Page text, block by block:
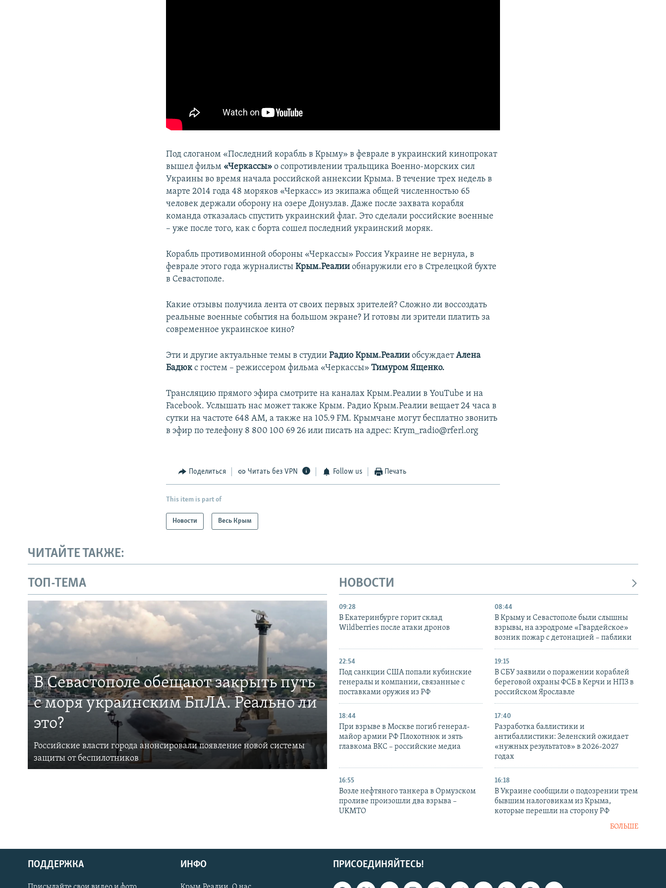
Українською
Под слоганом «Последний корабль в Крыму» в феврале в украинский кинопрокат
вышел фильм «Черкассы» о сопротивлении тральщика Военно-морских сил
Украины во время начала российской аннексии Крыма. В течение трех недель в
марте 2014 года 48 моряков «Черкасс» из экипажа общей численностью 65
человек держали оборону на озере Донузлав. Даже после захвата корабля
команда отказалась спустить украинский флаг. Это сделали российские военные
– уже после того, как с борта сошел последний украинский моряк.
Корабль противоминной обороны «Черкассы» Россия Украине не вернула, в
феврале этого года журналистыКрым.Реалии обнаружили его в Стрелецкой бухте
в Севастополе.
Какие отзывы получила лента от своих первых зрителей? Сложно ли воссоздать
реальные военные события на большом экране? И готовы ли зрители платить за
современное украинское кино?
Эти и другие актуальные темы в студииРадио Крым.Реалии обсуждаетАлена
Бадюкс гостем – режиссером фильма «Черкассы»Тимуром Ященко.
Трансляцию прямого эфира смотрите на каналах Крым.Реалии в YouTube и на
Facebook. Услышать нас может также Крым. Радио Крым.Реалии вещает 24 часа в
сутки на частоте 648 АМ, а также на 105.9 FM. Крымчане могут бесплатно звонить
в эфир по телефону 8 800 100 69 26 или писать на адрес: Krym_radio@rferl.org
Поделиться Читать без VPN Follow us Печать
This item is part of
Новости Весь Крым
ЧИТАЙТЕ ТАКЖЕ:
ТОП-ТЕМА
В Севастополе обещают закрыть путь
с моря украинским БпЛА. Реально ли
это?
Российские власти города анонсировали появление новой системы
защиты от беспилотников
НОВОСТИ
09:28
В Екатеринбурге горит склад
Wildberries после атаки дронов
08:44
В Крыму и Севастополе были слышны
взрывы, на аэродроме «Гвардейское»
возник пожар с детонацией – паблики
22:54
Под санкции США попали кубинские
генералы и компании, связанные с
поставками оружия из РФ
19:15
В СБУ заявили о поражении кораблей
береговой охраны ФСБ в Керчи и НПЗ в
российском Ярославле
18:44
При взрыве в Москве погиб генерал-
майор армии РФ Плохотнюк и зять
главкома ВКС – российские медиа
17:40
Разработка баллистики и
антибаллистики: Зеленский ожидает
«нужных результатов» в 2026-2027
годах
16:55
Возле нефтяного танкера в Ормузском
проливе произошли два взрыва –
UKMTO
16:18
В Украине сообщили о подозрении трем
бывшим налоговикам из Крыма,
которые перешли на сторону РФ
БОЛЬШЕ
ПРИСОЕДИНЯЙТЕСЬ!
ПОДДЕРЖКА ИНФО